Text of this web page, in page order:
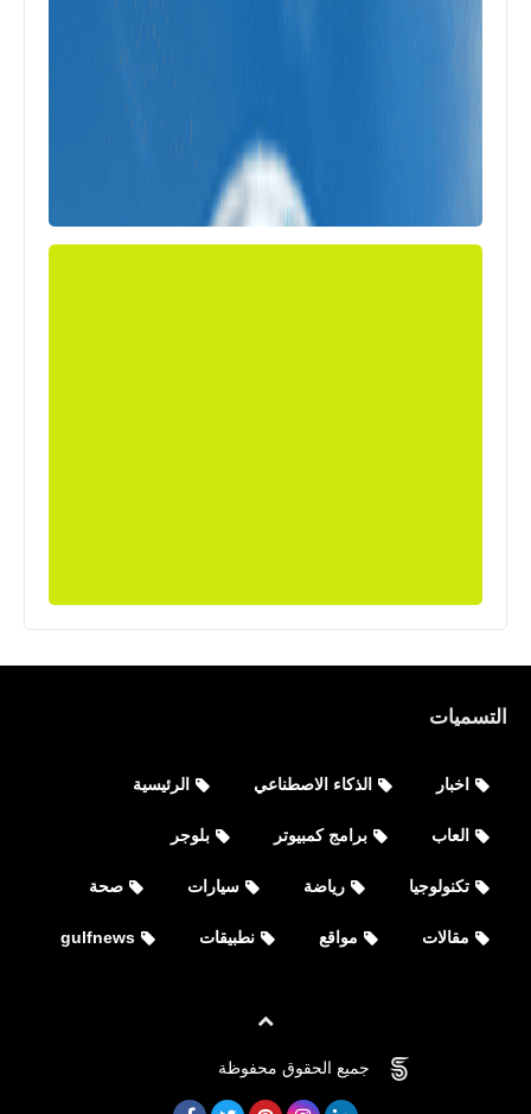
اليورو شاحنة المحاكاة للأيفون والأندرويد
XAPK
التسميات
اخبار الذكاء الاصطناعي الرئيسية
العاب برامج كمبيوتر بلوجر
تكنولوجيا رياضة سيارات صحة
مقالات مواقع نطبيقات gulfnews
جميع الحقوق محفوظة